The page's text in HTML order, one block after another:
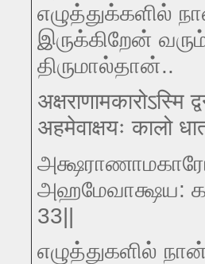
எழுத்துக்களில்
இருக்கிறேன்
திருமால்தான்..
अक्षराणामकारोऽस्मि
अहमेवाक्षयः कालो
அஹமேவாக்ஷய:
33||
எழுத்துகளில்